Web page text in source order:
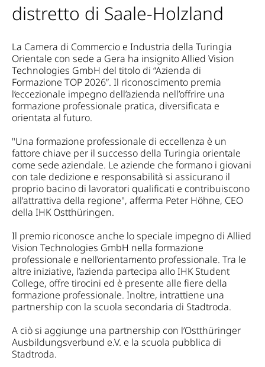
distretto di Saale-Holzland
La Camera di Commercio e Industria della Turingia
Orientale con sede a Gera ha insignito Allied Vision
Technologies GmbH del titolo di “Azienda di
Formazione TOP 2026”. Il riconoscimento premia
l’eccezionale impegno dell’azienda nell’offrire una
formazione professionale pratica, diversificata e
orientata al futuro.
"Una formazione professionale di eccellenza è un
fattore chiave per il successo della Turingia orientale
come sede aziendale. Le aziende che formano i giovani
con tale dedizione e responsabilità si assicurano il
proprio bacino di lavoratori qualificati e contribuiscono
all'attrattiva della regione", afferma Peter Höhne, CEO
della IHK Ostthüringen.
Il premio riconosce anche lo speciale impegno di Allied
Vision Technologies GmbH nella formazione
professionale e nell’orientamento professionale. Tra le
altre iniziative, l’azienda partecipa allo IHK Student
College, offre tirocini ed è presente alle fiere della
formazione professionale. Inoltre, intrattiene una
partnership con la scuola secondaria di Stadtroda.
A ciò si aggiunge una partnership con l’Ostthüringer
Ausbildungsverbund e.V. e la scuola pubblica di
Stadtroda.